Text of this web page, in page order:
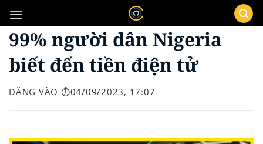
qua
nội
dung
99% người dân Nigeria
biết đến tiền điện tử
ĐĂNG VÀO ⏱️04/09/2023, 17:07